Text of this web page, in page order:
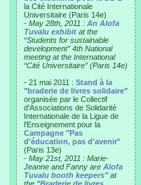
la Cité Internationale
Universitaire (Paris 14e)
- May 28th, 2011 : An Alofa
Tuvalu exhibit at the
“Students for sustainable
development” 4th National
meeting at the International
“Cité Universitaire” (Paris 14e)
- 21 mai 2011 : Stand à la
"braderie de livres solidaire"
organisée par le Collectif
d'Associations de Solidarité
Internationale de la Ligue de
l'Enseignement pour la
Campagne "Pas
d'éducation, pas d'avenir"
(Paris 13e)
- May 21st, 2011 : Marie-
Jeanne and Fanny are Alofa
Tuvalu booth keepers"at